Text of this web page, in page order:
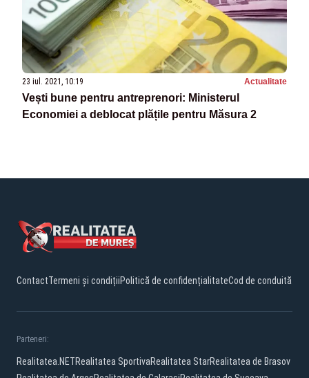
23 iul. 2021, 10:19 Actualitate
Vești bune pentru antreprenori: Ministerul
Economiei a deblocat plățile pentru Măsura 2
ContactTermeni și condițiiPolitică de confidențialitateCod de conduită
Parteneri:
Realitatea.NETRealitatea SportivaRealitatea StarRealitatea de Brasov